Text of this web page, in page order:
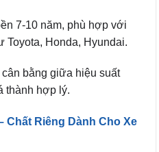
7-10 năm, phù hợp với
Toyota, Honda, Hyundai.
bằng giữa hiệu suất
thành hợp lý.
Chất Riêng Dành Cho Xe